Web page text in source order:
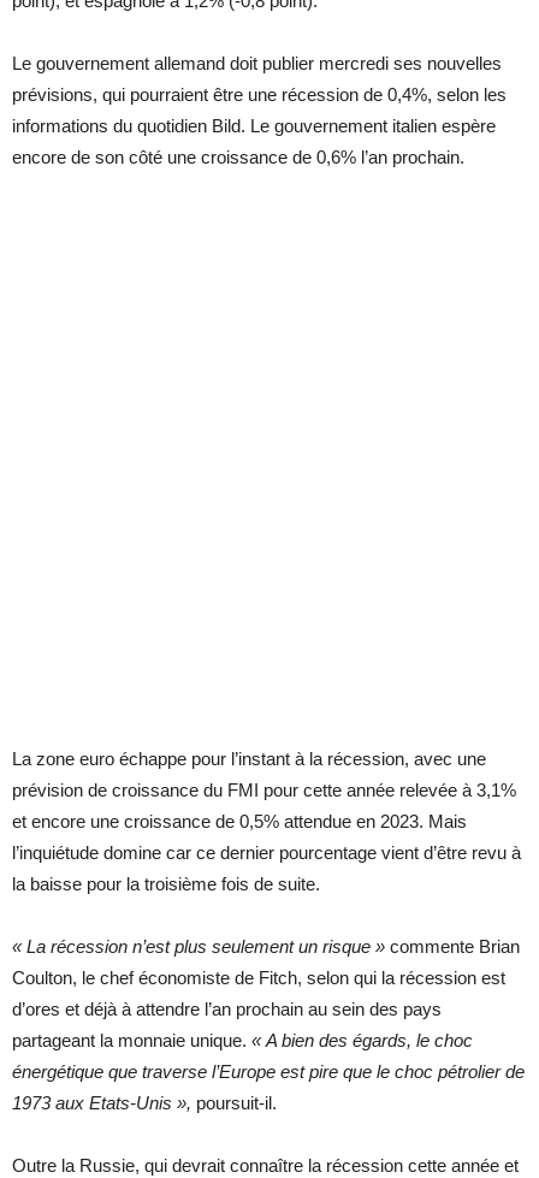
Le gouvernement allemand doit publier mercredi ses nouvelles
prévisions, qui pourraient être une récession de 0,4%, selon les
informations du quotidien Bild. Le gouvernement italien espère
encore de son côté une croissance de 0,6% l’an prochain.
La zone euro échappe pour l’instant à la récession, avec une
prévision de croissance du FMI pour cette année relevée à 3,1%
et encore une croissance de 0,5% attendue en 2023. Mais
l’inquiétude domine car ce dernier pourcentage vient d’être revu à
la baisse pour la troisième fois de suite.
« La récession n’est plus seulement un risque » commente Brian
Coulton, le chef économiste de Fitch, selon qui la récession est
d’ores et déjà à attendre l’an prochain au sein des pays
partageant la monnaie unique. « A bien des égards, le choc
énergétique que traverse l’Europe est pire que le choc pétrolier de
1973 aux Etats-Unis », poursuit-il.
Outre la Russie, qui devrait connaître la récession cette année et